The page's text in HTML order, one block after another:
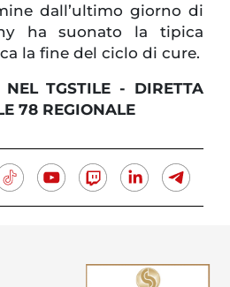
dall’ultimo giorno di
ha suonato la tipica
la fine del ciclo di cure.
TGSTILE - DIRETTA
78 REGIONALE